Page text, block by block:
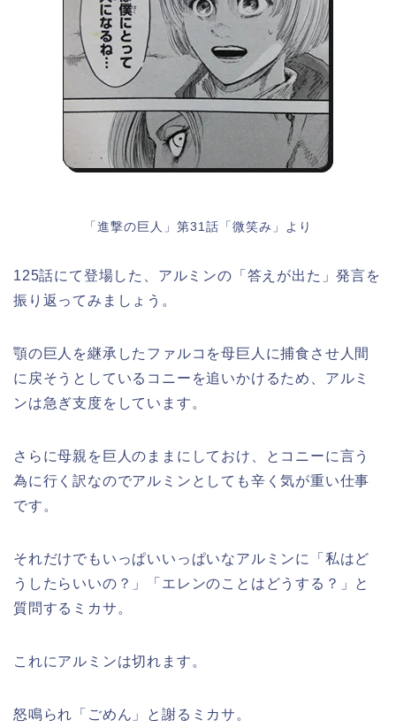
「進撃の巨人」第31話「微笑み」より
125話にて登場した、アルミンの「答えが出た」発言を
振り返ってみましょう。
顎の巨人を継承したファルコを母巨人に捕食させ人間
に戻そうとしているコニーを追いかけるため、アルミ
ンは急ぎ支度をしています。
さらに母親を巨人のままにしておけ、とコニーに言う
為に行く訳なのでアルミンとしても辛く気が重い仕事
です。
それだけでもいっぱいいっぱいなアルミンに「私はど
うしたらいいの？」「エレンのことはどうする？」と
質問するミカサ。
これにアルミンは切れます。
怒鳴られ「ごめん」と謝るミカサ。